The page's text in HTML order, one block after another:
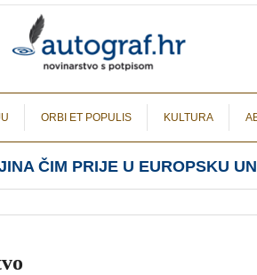
ORBI ET POPULIS KULTURA
ČIM PRIJE U EUROPSKU